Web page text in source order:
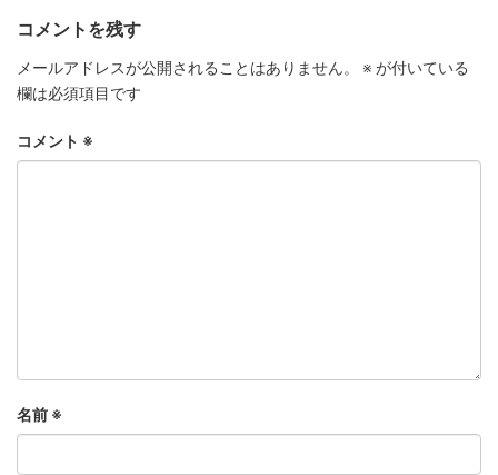
コメントを残す
メールアドレスが公開されることはありません。 ※ が付いている
欄は必須項目です
コメント ※
名前 ※